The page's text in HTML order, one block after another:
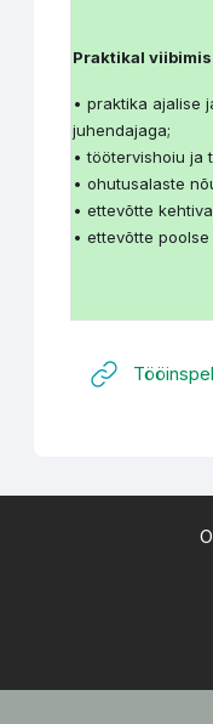
Praktikal
• praktika ajalise
juhendajaga;
• töötervishoiu ja
• ohutusalaste
• ettevõtte
• ettevõtte